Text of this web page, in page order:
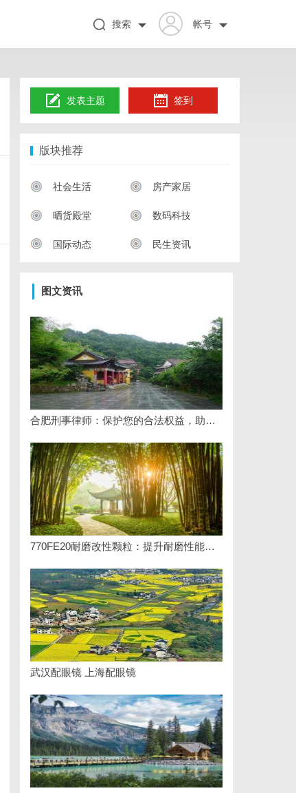
帐号
搜索
发表主题 签到
版块推荐
社会生活 房产家居
晒货殿堂 数码科技
国际动态 民生资讯
图文资讯
合肥刑事律师：保护您的合法权益，助您走出法律困境
770FE20耐磨改性颗粒：提升耐磨性能的革命性材料
武汉配眼镜 上海配眼镜